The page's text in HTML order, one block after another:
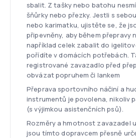
sbalit. Z tašky nebo batohu
šňůrky nebo přezky. Jestli s
nebo karimatku, ujistěte se, že
připevněny, aby během přepravy
například celek zabalit do
pořídíte v domácích potřebách.
registrované zavazadlo před
obvázat popruhem či lankem
Přeprava sportovního náčiní a
instrumentů je povolena, nikoliv
(s výjimkou asistenčních psů).
Rozměry a hmotnost zavazadel
jsou tímto dopravcem přesně